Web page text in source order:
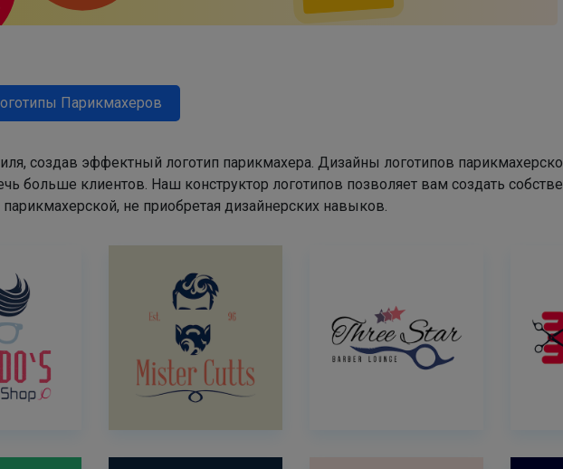
Парикмахеров
создав эффектный логотип парикмахера. Дизайны логотипов
больше клиентов. Наш конструктор логотипов позволяет вам создать
парикмахерской, не приобретая дизайнерских навыков.